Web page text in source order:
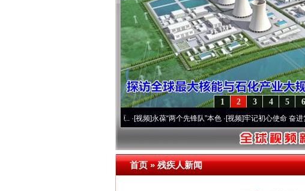
6
5
4
3
2
1
·[视频]永葆“两个先锋队”本色·[视频]牢记初心使命 奋进复兴征
首页»残疾人新闻